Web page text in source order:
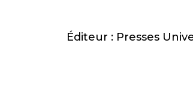
Éditeur : Presses